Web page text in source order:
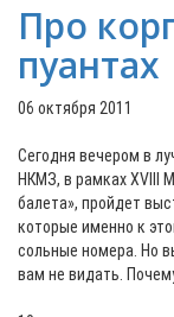
Про
пуантах
06 октября 2011
Сегодня вечером в
НКМЗ, в рамках XVIIІ
балета», пройдет
которые именно к
сольные номера. Но
вам не видать.